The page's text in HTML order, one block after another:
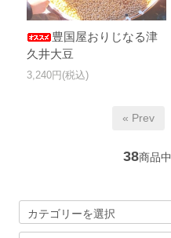
豊国屋おりじなる津
久井大豆
3,240円(税込)
« Prev
38商品中